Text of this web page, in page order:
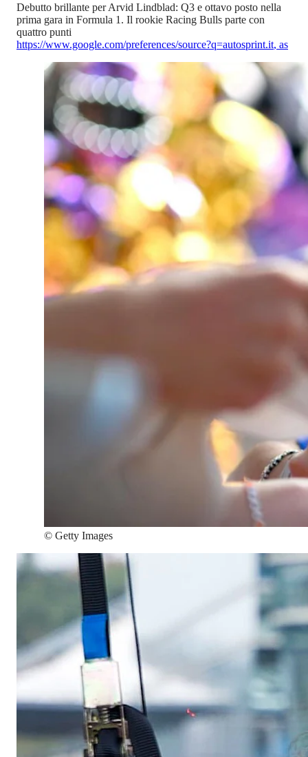
Debutto brillante per Arvid Lindblad: Q3 e ottavo posto nella
prima gara in Formula 1. Il rookie Racing Bulls parte con
quattro punti
https://www.google.com/preferences/source?q=autosprint.it, as
© Getty Images